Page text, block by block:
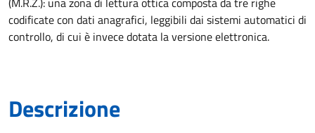
codificate con dati anagrafici, leggibili dai sistemi automatici di
controllo, di cui è invece dotata la versione elettronica.
Descrizione